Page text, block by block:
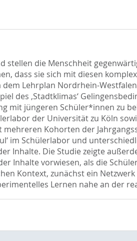
stellen die Menschheit
dass sie sich mit diesen
Lehrplan Nordrhein-
des ,Stadtklimas‘
jüngeren Schüler*innen zu
der Universität zu Köln
Kohorten der
im Schülerlabor und
Inhalte. Die Studie zeigte
Inhalte vorwiesen, als die
Kontext, zunächst ein
Lernen nahe an der